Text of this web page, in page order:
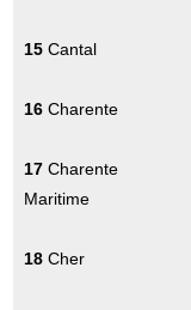
15 Cantal
16 Charente
17 Charente
Maritime
18 Cher